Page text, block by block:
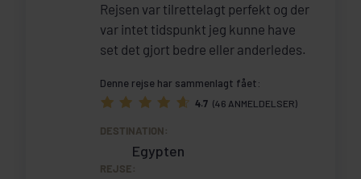
Rejsen var tilrettelagt perfekt og der
var intet tidspunkt jeg kunne have
set det gjort bedre eller anderledes.
Denne rejse har sammenlagt fået:
4.7 (46 ANMELDELSER)
DESTINATION:
Egypten
REJSE: